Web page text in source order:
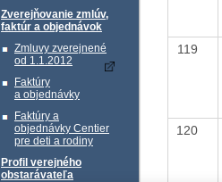
Zverejňovanie zmlúv,
faktúr a objednávok
Zmluvy zverejnené
od 1.1.2012
Faktúry
a objednávky
Faktúry a
objednávky Centier
pre deti a rodiny
Profil verejného
obstarávateľa
119
120